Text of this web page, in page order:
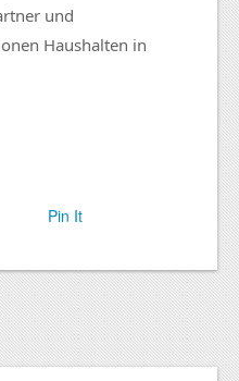
und
Haushalten in
Pin It